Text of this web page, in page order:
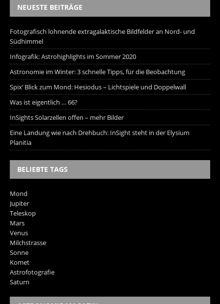
NEUESTE BEITRÄGE
Fotografisch lohnende extragalaktische Bildfelder an Nord- und
Südhimmel
Infografik: Astrohighlights im Sommer 2020
Astronomie im Winter: 3 schnelle Tipps, für die Beobachtung
Spix‘ Blick zum Mond: Hesiodus – Lichtspiele und Doppelwall
Was ist eigentlich … 66?
InSights Solarzellen offen – mehr Bilder
Eine Landung wie nach Drehbuch: InSight steht in der Elysium
Planitia
BELIEBTE TAGS
Mond
Jupiter
Teleskop
Mars
Venus
Milchstrasse
Sonne
Komet
Astrofotografie
Saturn